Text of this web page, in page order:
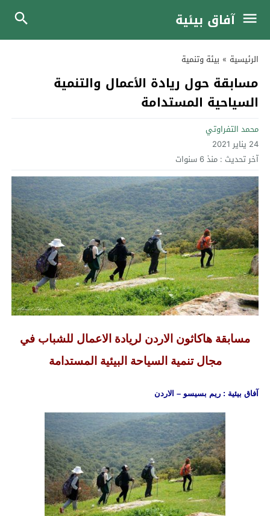
آفاق بيئية
الرئيسية » بيئة وتنمية
مسابقة حول ريادة الأعمال والتنمية
السياحية المستدامة
محمد التفراوتي
24 يناير 2021
آخر تحديث : منذ 6 سنوات
مسابقة هاكاثون الاردن لريادة الاعمال للشباب في
مجال تنمية السياحة البيئية المستدامة
آفاق بيئية : ريم بسيسو – الاردن